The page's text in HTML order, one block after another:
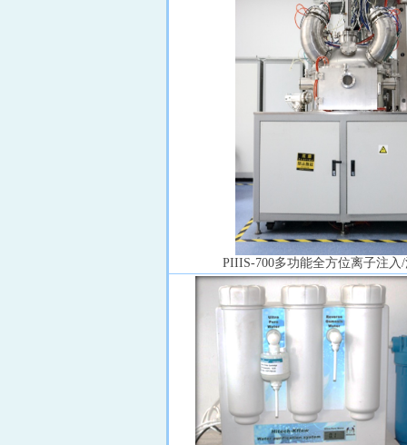
PIIIS-700多功能全方位离子注入/